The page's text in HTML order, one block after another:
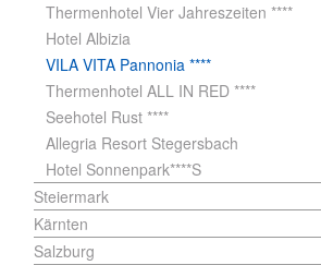
Thermenhotel Vier Jahreszeiten ****
Hotel Albizia
VILA VITA Pannonia ****
Thermenhotel ALL IN RED ****
Seehotel Rust ****
Allegria Resort Stegersbach
Hotel Sonnenpark****S
Steiermark
Kärnten
Salzburg